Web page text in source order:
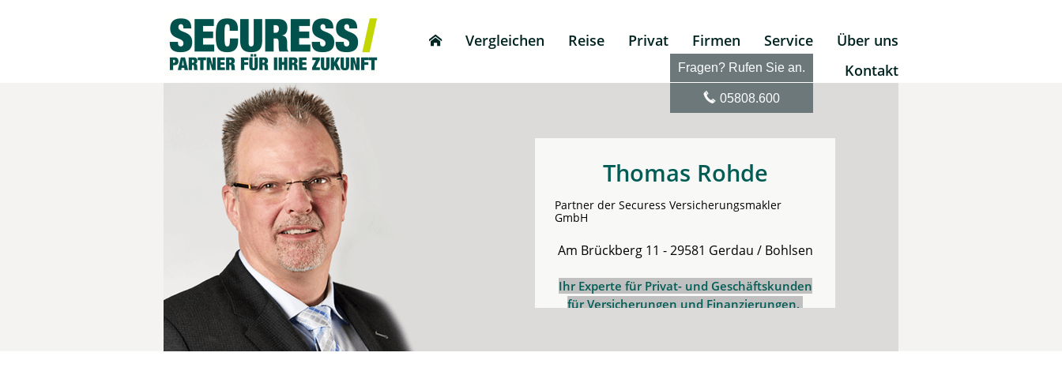
Vergleichen Reise Privat Firmen Service
Über uns
Kontakt
Fragen? Rufen Sie an.
05808.600
Thomas Rohde
Partner der Securess Versicherungsmakler
GmbH
Am Brückberg 11 - 29581 Gerdau / Bohlsen
Ihr Experte fürPrivat- und Geschäftskunden
für Versicherungen und Finanzierungen.